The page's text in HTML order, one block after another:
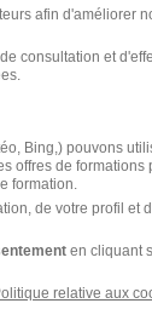
afin d'améliorer
consultation et
Bing,) pouvons
offres de formations
formation.
de votre profil et
en cliquant
relative aux